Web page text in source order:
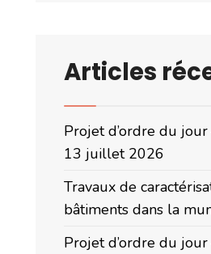
Articles
Projet d’ordre du jour
13 juillet 2026
Travaux de
bâtiments dans la
Projet d’ordre du jour